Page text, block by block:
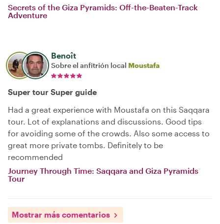
Secrets of the Giza Pyramids: Off-the-Beaten-Track
Adventure
Benoît
Sobre el anfitrión local Moustafa
Super tour Super guide
Had a great experience with Moustafa on this Saqqara
tour. Lot of explanations and discussions. Good tips
for avoiding some of the crowds. Also some access to
great more private tombs. Definitely to be
recommended
Journey Through Time: Saqqara and Giza Pyramids
Tour
Mostrar más comentarios